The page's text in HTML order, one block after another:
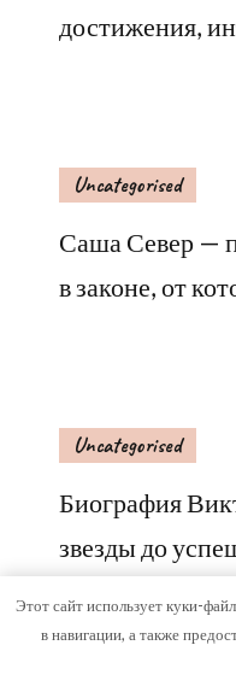
достижения,
Uncategorised
Саша Север —
в законе, от
Uncategorised
Биография
звезды до
Этот сайт использует куки-
в навигации, а также